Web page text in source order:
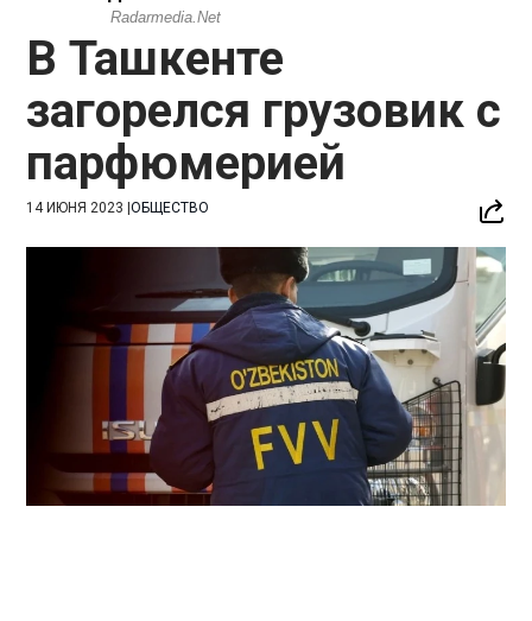
В Ташкенте
загорелся грузовик с
парфюмерией
14 ИЮНЯ 2023 |ОБЩЕСТВО